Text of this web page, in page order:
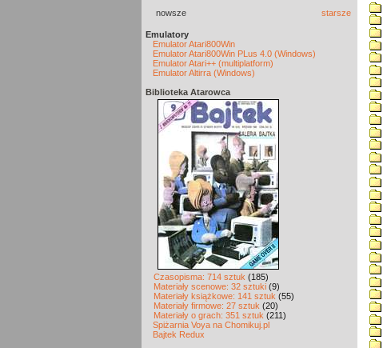
nowsze starsze
Emulatory
Emulator Atari800Win
Emulator Atari800Win PLus 4.0 (Windows)
Emulator Atari++ (multiplatform)
Emulator Altirra (Windows)
Biblioteka Atarowca
Czasopisma: 714 sztuk (185)
Materiały scenowe: 32 sztuki (9)
Materiały książkowe: 141 sztuk (55)
Materiały firmowe: 27 sztuk (20)
Materiały o grach: 351 sztuk (211)
Spiżarnia Voya na Chomikuj.pl
Bajtek Redux